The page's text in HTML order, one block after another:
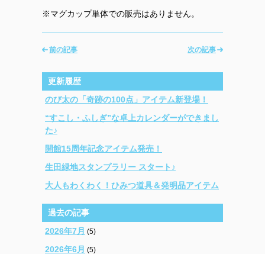
※マグカップ単体での販売はありません。
次の記事
前の記事
更新履歴
のび太の「奇跡の100点」アイテム新登場！
“すこし・ふしぎ”な卓上カレンダーができまし
た♪
開館15周年記念アイテム発売！
生田緑地スタンプラリー スタート♪
大人もわくわく！ひみつ道具＆発明品アイテム
過去の記事
2026年7月 (5)
2026年6月 (5)